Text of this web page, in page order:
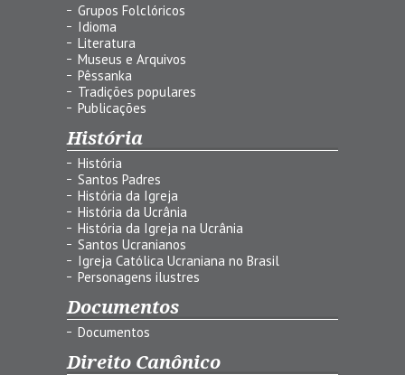
Grupos Folclóricos
Idioma
Literatura
Museus e Arquivos
Pêssanka
Tradições populares
Publicações
História
História
Santos Padres
História da Igreja
História da Ucrânia
História da Igreja na Ucrânia
Santos Ucranianos
Igreja Católica Ucraniana no Brasil
Personagens ilustres
Documentos
Documentos
Direito Canônico